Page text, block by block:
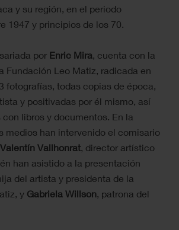
y su región, en el periodo
1947 y principios de los 70.
por Enric Mira, cuenta con la
Fundación Leo Matiz, radicada en
fotografías, todas copias de época,
y positivadas por él mismo, así
libros y documentos. En la
medios han intervenido el comisario
Valentín Vallhonrat, director artístico
han asistido a la presentación
del artista y presidenta de la
y Gabriela Willson, patrona del